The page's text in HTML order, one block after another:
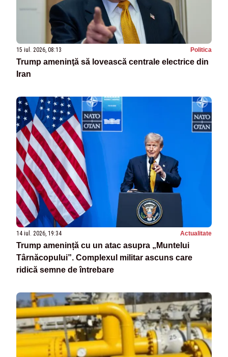
15 iul. 2026, 08:13 Politica
Trump ameninţă să lovească centrale electrice din
Iran
14 iul. 2026, 19:34 Actualitate
Trump amenință cu un atac asupra „Muntelui
Târnăcopului”. Complexul militar ascuns care
ridică semne de întrebare